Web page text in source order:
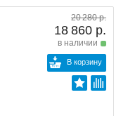
20 280 р.
18 860 р.
в наличии
В корзину